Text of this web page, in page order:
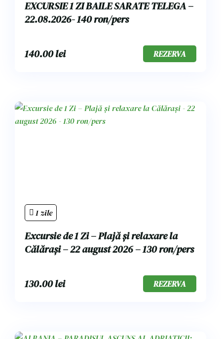
EXCURSIE 1 ZI BAILE SARATE TELEGA –
22.08.2026- 140 ron/pers
140.00lei REZERVA
1 zile
Excursie de 1 Zi – Plajă și relaxare la
Călărași – 22 august 2026 – 130 ron/pers
130.00lei REZERVA